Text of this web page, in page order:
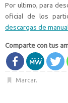
Por ultimo, para
oficial de los
descargas de
Comparte con tus
Marcar.